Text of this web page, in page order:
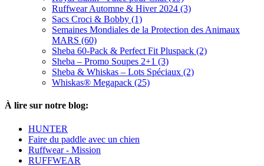
Ruffwear Automne & Hiver 2024 (3)
Sacs Croci & Bobby (1)
Semaines Mondiales de la Protection des Animaux
MARS (60)
Sheba 60-Pack & Perfect Fit Pluspack (2)
Sheba – Promo Soupes 2+1 (3)
Sheba & Whiskas – Lots Spéciaux (2)
Whiskas® Megapack (25)
À lire sur notre blog:
HUNTER
Faire du paddle avec un chien
Ruffwear - Mission
RUFFWEAR